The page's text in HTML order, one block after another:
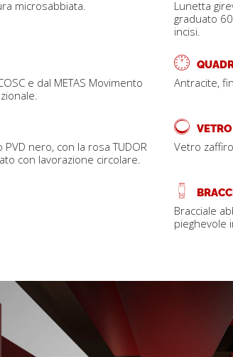
microsabbiata.
Lunetta
graduato
incisi.
e dal METAS Movimento
Antracite,
nero, con la rosa TUDOR
con lavorazione circolare.
VETRO
Vetro
Bracciale
pieghevole